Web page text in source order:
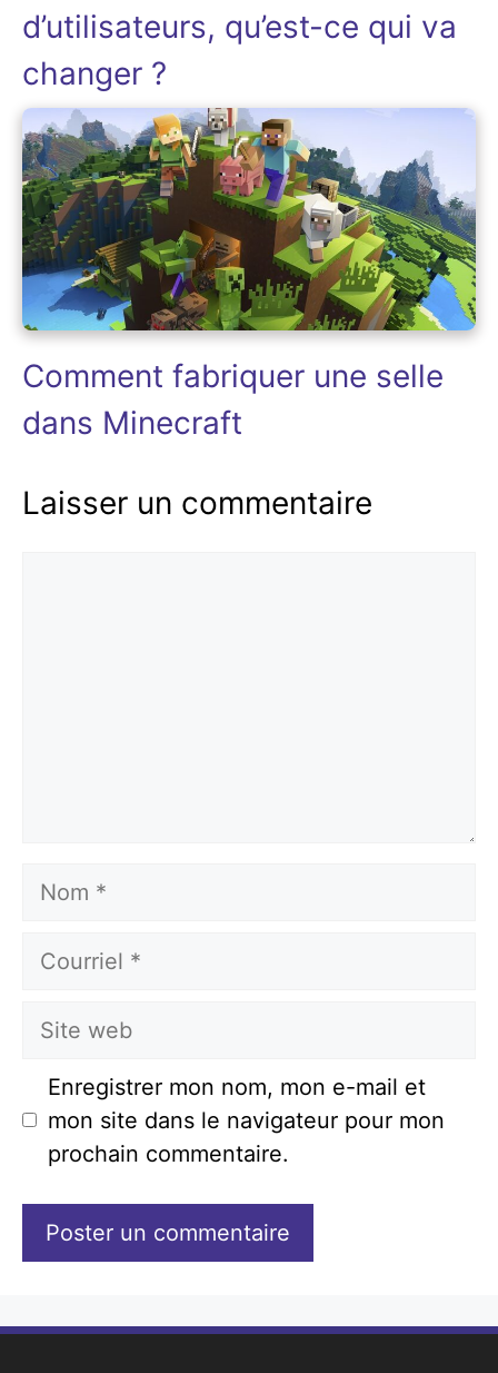
d’utilisateurs, qu’est-ce qui va
changer ?
Comment fabriquer une selle
dans Minecraft
Laisser un commentaire
Nom
Courriel
Site
Enregistrer mon nom, mon e-mail et
mon site dans le navigateur pour mon
prochain commentaire.